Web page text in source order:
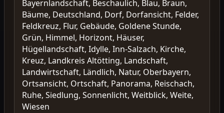
Bayernlandschaft, Beschaulich, Blau, Braun,
Bäume, Deutschland, Dorf, Dorfansicht, Felder,
Feldkreuz, Flur, Gebäude, Goldene Stunde,
Grün, Himmel, Horizont, Häuser,
Hügellandschaft, Idylle, Inn-Salzach, Kirche,
Kreuz, Landkreis Altötting, Landschaft,
Landwirtschaft, Ländlich, Natur, Oberbayern,
Ortsansicht, Ortschaft, Panorama, Reischach,
Ruhe, Siedlung, Sonnenlicht, Weitblick, Weite,
Wiesen